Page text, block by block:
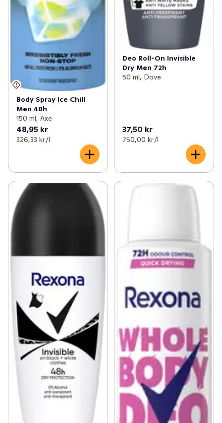
Body Spray Ice Chill
Men 48h
150 ml, Axe
48,95 kr
326,33 kr /l
Deo Roll-On Invisible
Dry Men 72h
50 ml, Dove
37,50 kr
750,00 kr /l